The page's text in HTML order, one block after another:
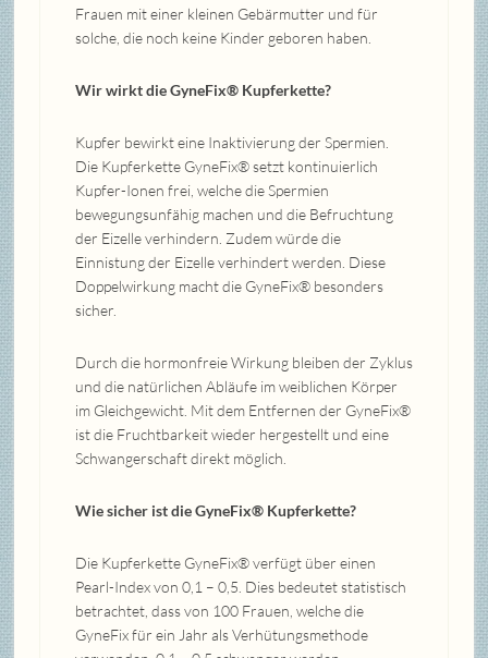
Frauen mit einer kleinen Gebärmutter und für
solche, die noch keine Kinder geboren haben.
Wir wirkt die GyneFix® Kupferkette?
Kupfer bewirkt eine Inaktivierung der Spermien.
Die Kupferkette GyneFix® setzt kontinuierlich
Kupfer-Ionen frei, welche die Spermien
bewegungsunfähig machen und die Befruchtung
der Eizelle verhindern. Zudem würde die
Einnistung der Eizelle verhindert werden. Diese
Doppelwirkung macht die GyneFix® besonders
sicher.
Durch die hormonfreie Wirkung bleiben der Zyklus
und die natürlichen Abläufe im weiblichen Körper
im Gleichgewicht. Mit dem Entfernen der GyneFix®
ist die Fruchtbarkeit wieder hergestellt und eine
Schwangerschaft direkt möglich.
Wie sicher ist die GyneFix® Kupferkette?
Die Kupferkette GyneFix® verfügt über einen
Pearl-Index von 0,1 – 0,5. Dies bedeutet statistisch
betrachtet, dass von 100 Frauen, welche die
GyneFix für ein Jahr als Verhütungsmethode